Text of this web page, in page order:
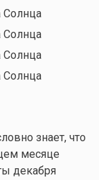
Солнца
Солнца
Солнца
Солнца
знает, что
месяце
декабря